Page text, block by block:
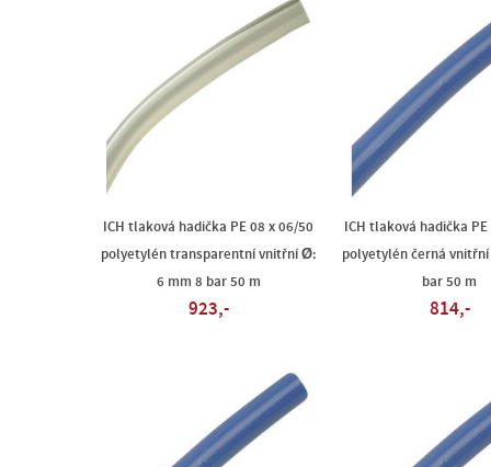
ICH tlaková hadička PE 08 x 06/50
polyetylén transparentní vnitřní Ø:
6 mm 8 bar 50 m
923,-
ICH tlaková hadička
polyetylén černá
bar 50 m
814,-